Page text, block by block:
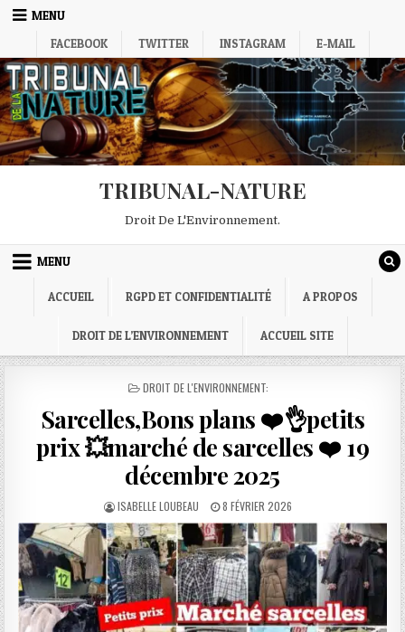
Skip
MENU
FACEBOOK
TWITTER INSTAGRAM E-MAIL
TRIBUNAL-NATURE
Droit De L'Environnement.
MENU
ACCUEIL RGPD ET CONFIDENTIALITÉ A PROPOS
DROIT DE L’ENVIRONNEMENT ACCUEIL SITE
POSTED
DROIT DE L'ENVIRONNEMENT:
Sarcelles,Bons plans ❤️👌petits
prix 💥marché de sarcelles ❤️ 19
décembre 2025
AUTHOR:
ISABELLE LOUBEAU
PUBLISHED
DATE:
8 FÉVRIER 2026